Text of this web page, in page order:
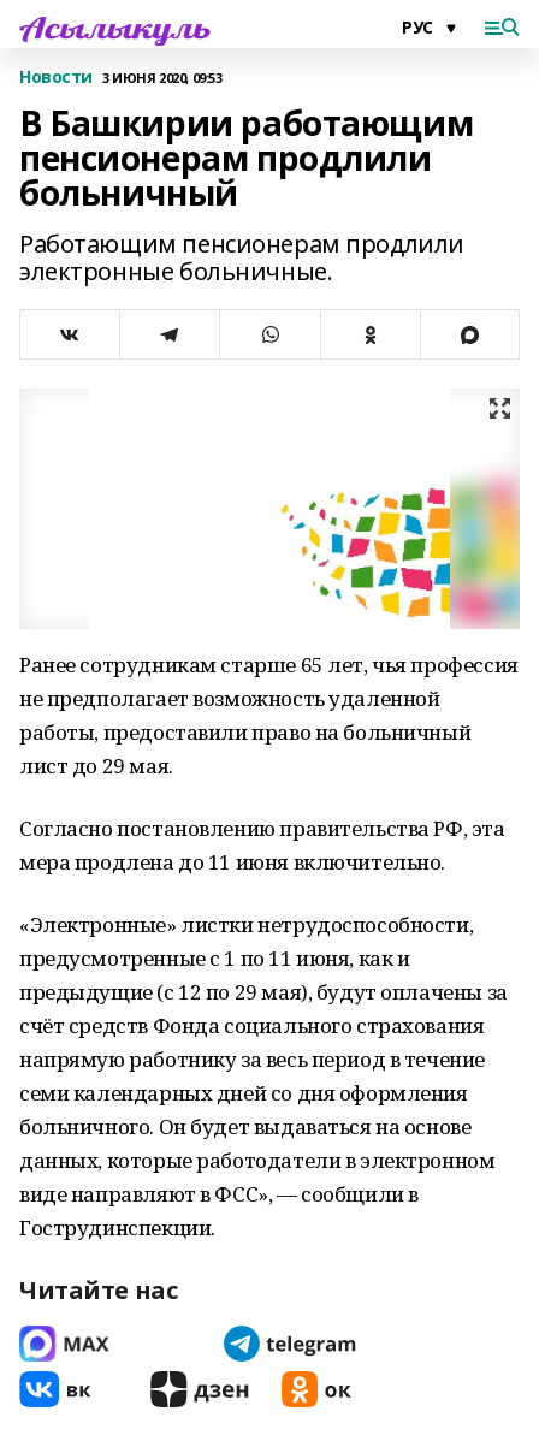
Новости 3 ИЮНЯ 2020, 09:53
В Башкирии работающим
пенсионерам продлили
больничный
Работающим пенсионерам продлили
электронные больничные.
Ранее сотрудникам старше 65 лет, чья профессия
не предполагает возможность удаленной
работы, предоставили право на больничный
лист до 29 мая.
Согласно постановлению правительства РФ, эта
мера продлена до 11 июня включительно.
«Электронные» листки нетрудоспособности,
предусмотренные с 1 по 11 июня, как и
предыдущие (с 12 по 29 мая), будут оплачены за
счёт средств Фонда социального страхования
напрямую работнику за весь период в течение
семи календарных дней со дня оформления
больничного. Он будет выдаваться на основе
данных, которые работодатели в электронном
виде направляют в ФСС», — сообщили в
Гострудинспекции.
Читайте нас